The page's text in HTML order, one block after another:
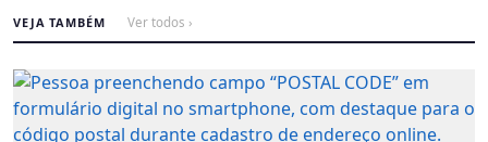
VEJA TAMBÉM Ver todos ›